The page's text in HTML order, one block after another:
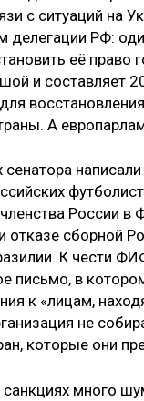
с ситуаций на
делегации РФ:
её право
и составляет
А
сенатора
России
отказе сборной
К чести
письмо, в
к «лицам,
не
которые они
много